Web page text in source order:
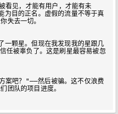
见，才能有用户，才能有未
为目的正名。虚假的流量不等于真
失去一切。
一颗星。但现在我发现我的星跟几
任被辜负了。这是刷星最容易被忽
吧？"——然后被骗。这不仅浪费
团队的项目进度。